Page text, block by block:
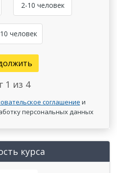
2-10 человек
человек
1 из 4
соглашение и
персональных данных
курса